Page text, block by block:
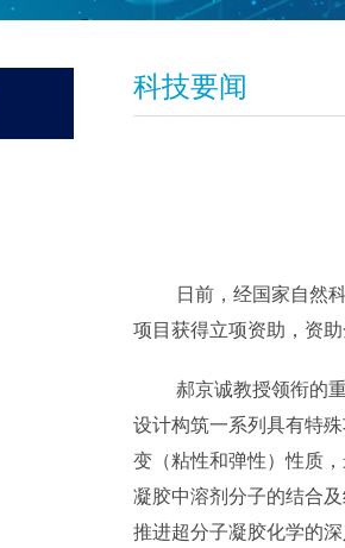
科技要闻
日前，经国家自然
项目获得立项资助，资
郝京诚教授领衔的
设计构筑一系列具有特
变（粘性和弹性）性质
凝胶中溶剂分子的结合
推进超分子凝胶化学的